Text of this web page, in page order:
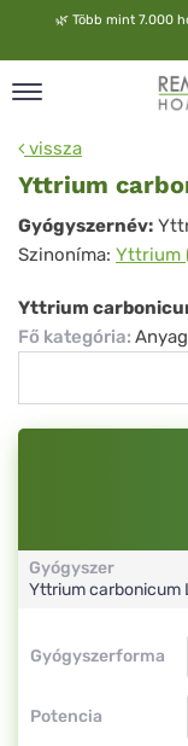
🌿 Több mint 7.000
vissza
Yttrium
Yttrium
Gyógyszernév:
Szinoníma: Yttrium
Yttrium
Fő kategória: Anyag
Gyógyszer
Yttrium carbonicum
Gyógyszerforma
Potencia